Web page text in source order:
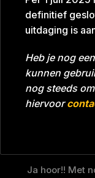
definitief
uitdaging is
Heb je nog
kunnen
nog steeds
hiervoor
Tijd
Ja hoor!! Met